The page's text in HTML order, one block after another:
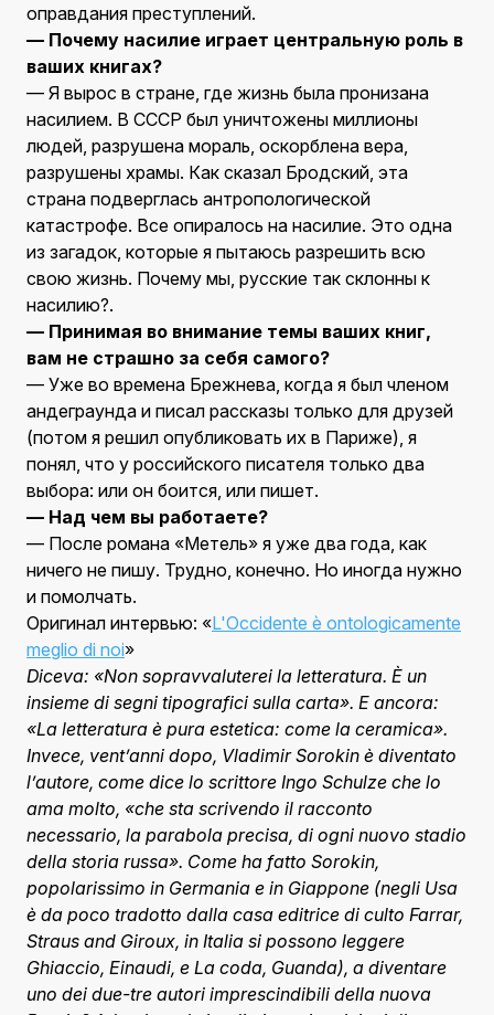
оправдания преступлений.
— Почему насилие играет центральную роль в
ваших книгах?
— Я вырос в стране, где жизнь была пронизана
насилием. В СССР был уничтожены миллионы
людей, разрушена мораль, оскорблена вера,
разрушены храмы. Как сказал Бродский, эта
страна подверглась антропологической
катастрофе. Все опиралось на насилие. Это одна
из загадок, которые я пытаюсь разрешить всю
свою жизнь. Почему мы, русские так склонны к
насилию?.
— Принимая во внимание темы ваших книг,
вам не страшно за себя самого?
— Уже во времена Брежнева, когда я был членом
андеграунда и писал рассказы только для друзей
(потом я решил опубликовать их в Париже), я
понял, что у российского писателя только два
выбора: или он боится, или пишет.
— Над чем вы работаете?
— После романа «Метель» я уже два года, как
ничего не пишу. Трудно, конечно. Но иногда нужно
и помолчать.
Оригинал интервью: «L'Occidente è ontologicamente
meglio di noi»
Diceva: «Non sopravvaluterei la letteratura. È un
insieme di segni tipografici sulla carta». E ancora:
«La letteratura è pura estetica: come la ceramica».
Invece, vent’anni dopo, Vladimir Sorokin è diventato
l’autore, come dice lo scrittore Ingo Schulze che lo
ama molto, «che sta scrivendo il racconto
necessario, la parabola precisa, di ogni nuovo stadio
della storia russa». Come ha fatto Sorokin,
popolarissimo in Germania e in Giappone (negli Usa
è da poco tradotto dalla casa editrice di culto Farrar,
Straus and Giroux, in Italia si possono leggere
Ghiaccio, Einaudi, e La coda, Guanda), a diventare
uno dei due-tre autori imprescindibili della nuova